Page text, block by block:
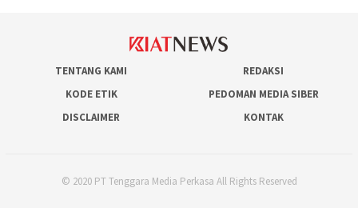
TENTANG KAMI
REDAKSI
KODE ETIK
PEDOMAN MEDIA SIBER
DISCLAIMER
KONTAK
© 2020 PT Tenggara Media Perkasa All Rights Reserved